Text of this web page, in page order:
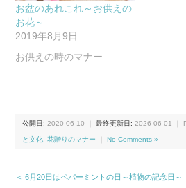
お盆のあれこれ～お供えの
お花～
2019年8月9日
お供えの時のマナー
公開日:2020-06-10 ｜最終更新日:2026-06-01 ｜
と文化,花贈りのマナー No Comments »
＜ 6月20日はペパーミントの日～植物の記念日～